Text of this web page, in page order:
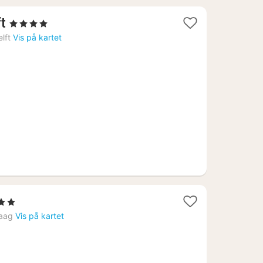
1
natt
, 4 Stjerner
Vis på kartet
Vis på kartet